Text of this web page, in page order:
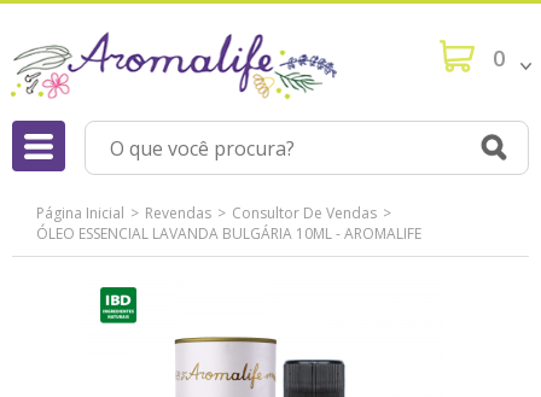
0
Página Inicial Revendas
Consultor De Vendas
ÓLEO ESSENCIAL LAVANDA BULGÁRIA 10ML - AROMALIFE